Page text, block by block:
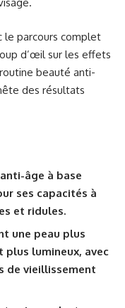
le parcours complet
d’œil sur les effets
beauté anti-
des résultats
âge à base
ses capacités à
et ridules.
une peau plus
plus lumineux, avec
de vieillissement